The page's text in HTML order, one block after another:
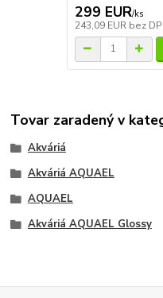
299 EUR/ks
243,09 EUR bez
Tovar zaradený v
Akváriá
Akváriá AQUAEL
AQUAEL
Akváriá AQUAEL Glossy